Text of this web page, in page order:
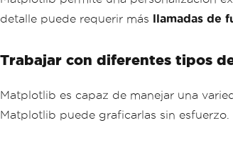
detalle puede requerir más llamadas de
Trabajar con diferentes tipos
Matplotlib es capaz de manejar una
Matplotlib puede graficarlas sin esfuerzo.